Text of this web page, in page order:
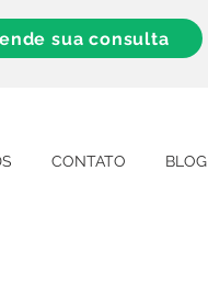
sua consulta
CONTATO BLOG